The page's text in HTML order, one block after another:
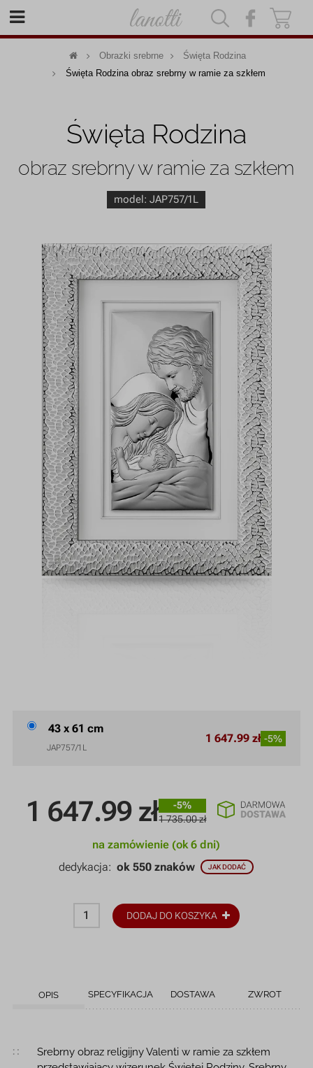
Obrazki srebrne
Święta Rodzina
Święta Rodzina obraz srebrny w ramie za szkłem
Święta Rodzina
obraz srebrny w ramie za szkłem
model:JAP757/1L
1 647.99 zł
-5%
1 735.00 zł
na zamówienie (ok 6 dni)
dedykacja:ok 550 znaków JAK DODAĆ
DODAJ DO KOSZYKA
43 x 61 cm
JAP757/1L
1 647.99 zł -5%
OPIS SPECYFIKACJA DOSTAWA ZWROT
Opis produktu
Srebrny obraz religijny Valenti w ramie za szkłem